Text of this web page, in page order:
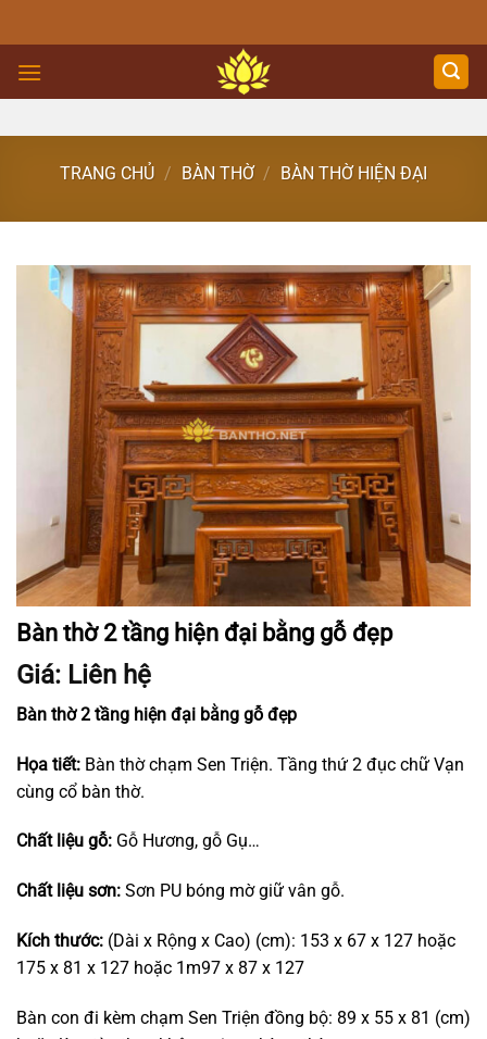
to
content
TRANG CHỦ / BÀN THỜ / BÀN THỜ HIỆN ĐẠI
Bàn thờ 2 tầng hiện đại bằng gỗ đẹp
Giá: Liên hệ
Bàn thờ 2 tầng hiện đại bằng gỗ đẹp
Họa tiết: Bàn thờ chạm Sen Triện. Tầng thứ 2 đục chữ Vạn
cùng cổ bàn thờ.
Chất liệu gỗ: Gỗ Hương, gỗ Gụ…
Chất liệu sơn: Sơn PU bóng mờ giữ vân gỗ.
Kích thước: (Dài x Rộng x Cao) (cm): 153 x 67 x 127 hoặc
175 x 81 x 127 hoặc 1m97 x 87 x 127
Bàn con đi kèm chạm Sen Triện đồng bộ: 89 x 55 x 81 (cm)